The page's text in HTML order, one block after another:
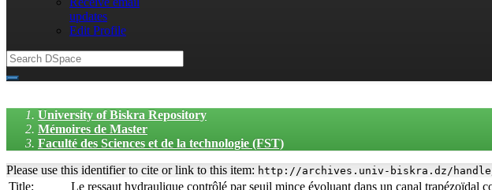
updates
Edit Profile
University of Biskra Repository
Mémoires de Master
Faculté des Sciences et de la technologie (FST)
Please use this identifier to cite or link to this item: http://archives.univ-biskra.dz/handle/
Title:
Le ressaut hydraulique contrôlé par seuil mince évoluant dans un canal trapézoïdal